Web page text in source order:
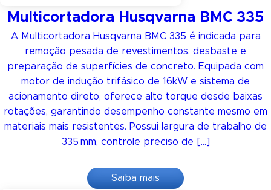
Multicortadora Husqvarna BMC 335
A Multicortadora Husqvarna BMC 335 é indicada para
remoção pesada de revestimentos, desbaste e
preparação de superfícies de concreto. Equipada com
motor de indução trifásico de 16kW e sistema de
acionamento direto, oferece alto torque desde baixas
rotações, garantindo desempenho constante mesmo em
materiais mais resistentes. Possui largura de trabalho de
335 mm, controle preciso de […]
Saiba mais